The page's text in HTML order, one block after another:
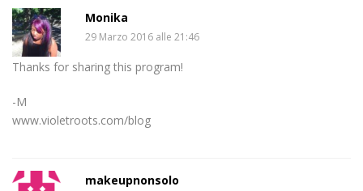
Monika
29 Marzo 2016 alle 21:46
Thanks for sharing this program!
-M
www.violetroots.com/blog
makeupnonsolo